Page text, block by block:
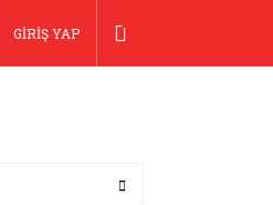
GİRİŞ YAP